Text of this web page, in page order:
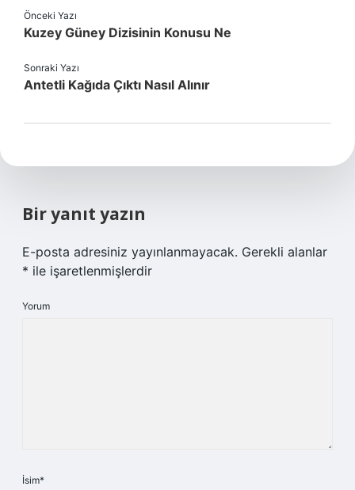
Önceki Yazı
Kuzey Güney Dizisinin Konusu Ne
Sonraki Yazı
Antetli Kağıda Çıktı Nasıl Alınır
Bir yanıt yazın
E-posta adresiniz yayınlanmayacak. Gerekli alanlar
* ile işaretlenmişlerdir
Yorum
İsim*